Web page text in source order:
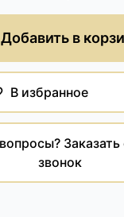
Добавить в
В избранное
звонок